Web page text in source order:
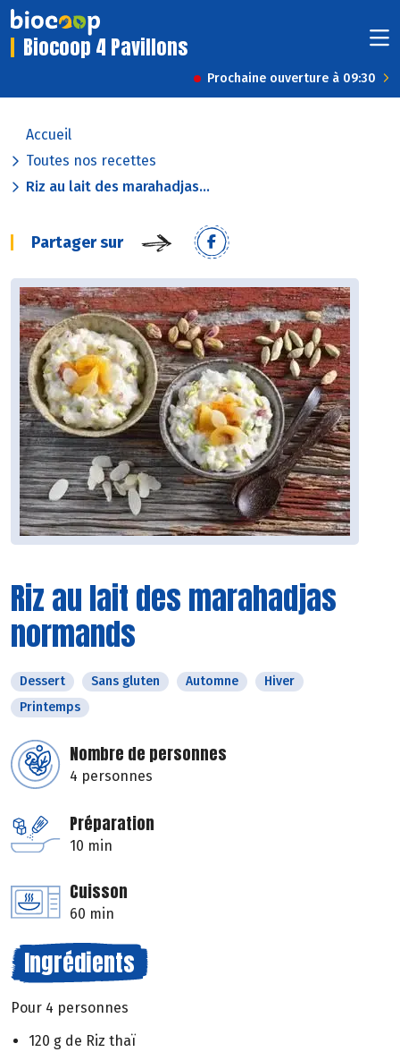
Biocoop 4 Pavillons
Prochaine ouverture à 09:30
Accueil
Toutes nos recettes
Riz au lait des marahadjas...
Partager sur
Riz au lait des marahadjas
normands
Dessert Sans gluten Automne
Hiver
Printemps
Nombre de personnes
4 personnes
Préparation
10 min
Cuisson
60 min
Ingrédients
Pour 4 personnes
120 g de Riz thaï